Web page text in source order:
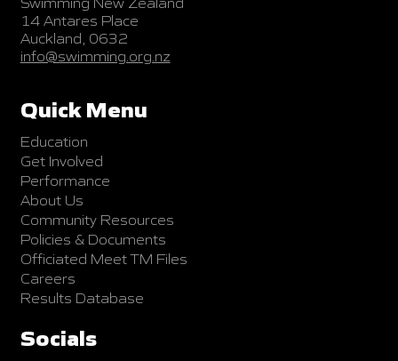
14 Antares Place
Auckland, 0632
info@swimming.org.nz
Quick Menu
Education
Get Involved
Performance
About Us
Community Resources
Policies & Documents
Officiated Meet TM Files
Careers
Results Database
Socials